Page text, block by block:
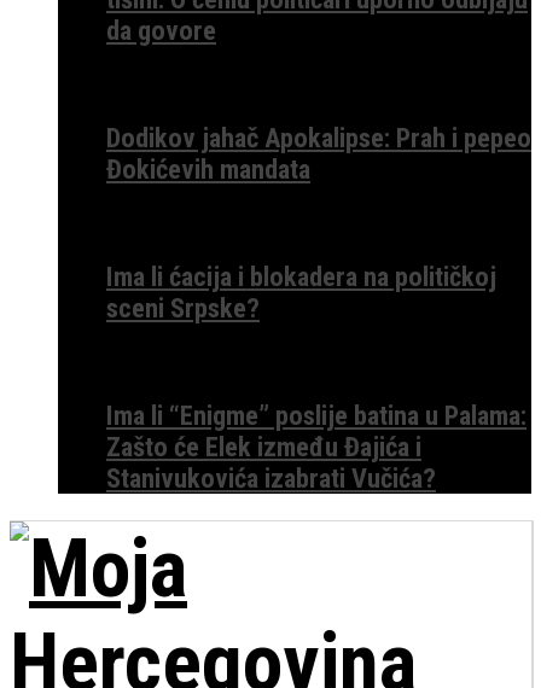
da govore
Dodikov jahač Apokalipse: Prah i pepeo
Đokićevih mandata
Ima li ćacija i blokadera na političkoj
sceni Srpske?
Ima li “Enigme” poslije batina u Palama:
Zašto će Elek između Đajića i
Stanivukovića izabrati Vučića?